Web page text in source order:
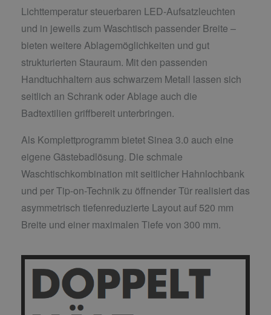
Lichttemperatur steuerbaren LED-Aufsatzleuchten
und in jeweils zum Waschtisch passender Breite –
bieten weitere Ablagemöglichkeiten und gut
strukturierten Stauraum. Mit den passenden
Handtuchhaltern aus schwarzem Metall lassen sich
seitlich an Schrank oder Ablage auch die
Badtextilien griffbereit unterbringen.
Als Komplettprogramm bietet Sinea 3.0 auch eine
eigene Gästebadlösung. Die schmale
Waschtischkombination mit seitlicher Hahnlochbank
und per Tip-on-Technik zu öffnender Tür realisiert das
asymmetrisch tiefenreduzierte Layout auf 520 mm
Breite und einer maximalen Tiefe von 300 mm.